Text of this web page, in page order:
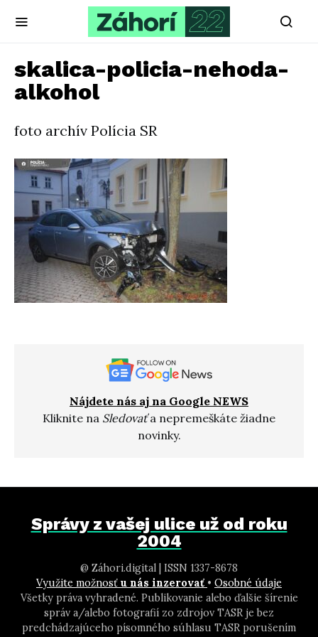
skalica-policia-nehoda-
alkohol
foto archív Polícia SR
Nájdete nás aj na Google NEWS
Kliknite na Sledovaťa nepremeškáte žiadne
novinky.
Správy z vašej ulice už od roku
2004
@ Záhori.digital | ISSN 1337-8678
Využite možnosť u nás inzerovať • Osobné údaje
Všetky práva vyhradené. Publikovanie alebo ďalšie šírenie
správ a/alebo fotografií zo zdrojov TASR je bez
predchádzajúceho písomného súhlasu TASR porušením